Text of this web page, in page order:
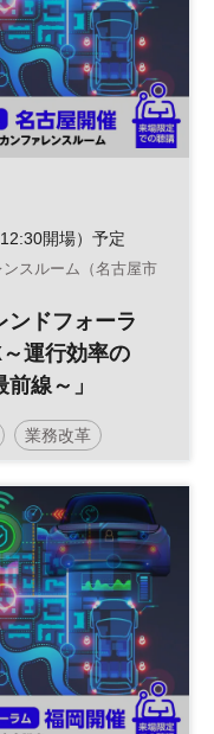
開場）予定
スルーム（名古屋市
ンドフォーラ
運行効率の
線～」
業務改革
レンドフォーラム
生産性向上